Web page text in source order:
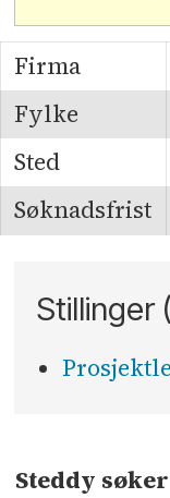
Firma
Fylke
Sted
Søknadsfrist
Stillinger
Steddy